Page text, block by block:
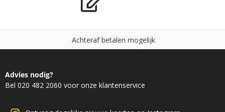
Achteraf betalen mogelijk
Advies nodig?
Bel 020 482 2060 voor onze klantenservice